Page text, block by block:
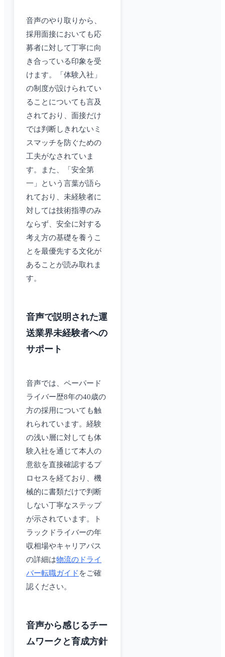
音声のやり取りから、
採用面接においても応
募者に対して丁寧に向
き合っている印象を受
けます。「体験入社」
の制度が設けられてい
ることについても言及
されており、面接だけ
では判断しきれないミ
スマッチを防ぐための
工夫がなされていま
す。また、「安全第
一」という言葉が語ら
れており、未経験者に
対しては技術指導のみ
ならず、安全に対する
考え方の基礎を養うこ
とを最優先する文化が
あることが読み取れま
す。
音声で説明された運
送業界未経験者への
サポート
音声では、ペーパード
ライバー歴8年の40歳の
方の採用についても触
れられています。経験
の浅い層に対しても体
験入社を通じて本人の
意欲を直接確認するプ
ロセスを経ており、機
械的に書類だけで判断
しない丁寧なステップ
が示されています。ト
ラックドライバーの年
収相場やキャリアパス
の詳細は物流のドライ
バー転職ガイド をご確
認ください。
音声から感じるチー
ムワークと育成方針